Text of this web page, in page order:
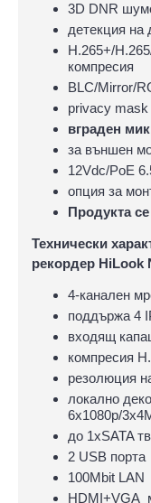
3D DNR
детекция на
H.265+/
компресия
BLC/Mirror/
privacy mask
вграден
за външен
12Vdc/PoE
опция за
Продукта
Технически
рекордер HiLook
4-канален
поддържа 4
входящ
компресия
резолюция
локално
6x1080p/
до 1хSATA
2 USB порта
100Mbit LAN
HDMI+VGA